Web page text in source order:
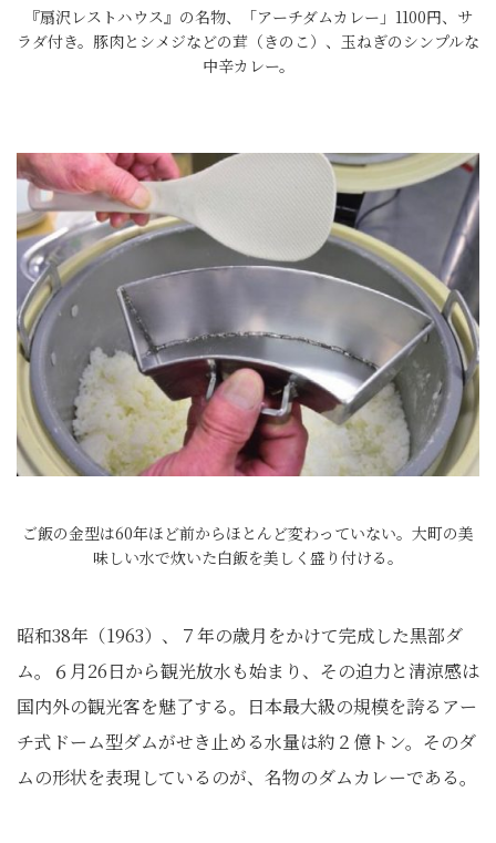
『扇沢レストハウス』の名物、「アーチダムカレー」1100円、サ
ラダ付き。豚肉とシメジなどの茸（きのこ）、玉ねぎのシンプルな
中辛カレー。
ご飯の金型は60年ほど前からほとんど変わっていない。大町の美
味しい水で炊いた白飯を美しく盛り付ける。
昭和38年（1963）、７年の歳月をかけて完成した黒部ダ
ム。６月26日から観光放水も始まり、その迫力と清涼感は
国内外の観光客を魅了する。日本最大級の規模を誇るアー
チ式ドーム型ダムがせき止める水量は約２億トン。そのダ
ムの形状を表現しているのが、名物のダムカレーである。